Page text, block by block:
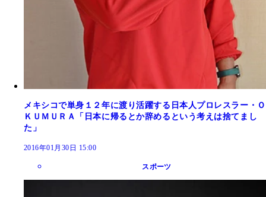
メキシコで単身１２年に渡り活躍する日本人プロレスラー・Ｏ
ＫＵＭＵＲＡ「日本に帰るとか辞めるという考えは捨てまし
た」
2016年01月30日 15:00
スポーツ